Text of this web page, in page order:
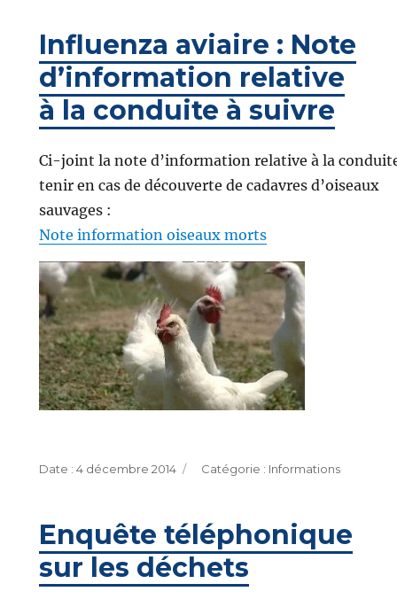
Influenza aviaire : Note
d’information relative
à la conduite à suivre
Ci-joint la note d’information relative à la
tenir en cas de découverte de cadavres d’oiseaux
sauvages :
Note information oiseaux morts
Publié
4 décembre 2014 Catégories
Informations
Enquête téléphonique
sur les déchets